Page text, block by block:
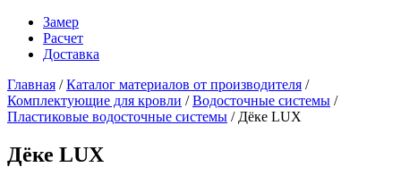
Замер
Расчет
Доставка
Главная /Каталог материалов от производителя /
Комплектующие для кровли /Водосточные системы /
Пластиковые водосточные системы / Дёке LUX
Дёке LUX